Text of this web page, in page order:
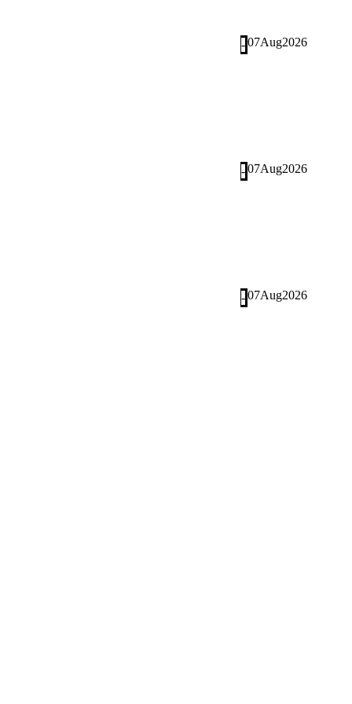
-07Aug2026
-07Aug2026
-07Aug2026